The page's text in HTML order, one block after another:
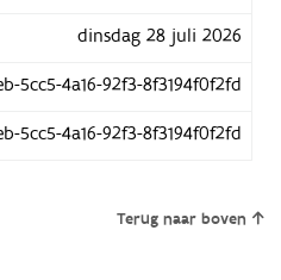
dinsdag 28 juli 2026
5cc5-4a16-92f3-8f3194f0f2fd
5cc5-4a16-92f3-8f3194f0f2fd
Terug naar boven